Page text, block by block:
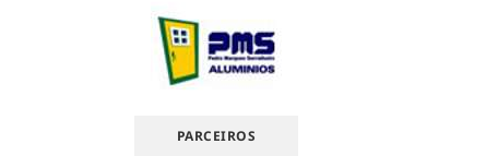
PARCEIROS